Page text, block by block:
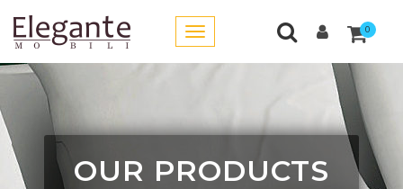
0
OUR PRODUCTS